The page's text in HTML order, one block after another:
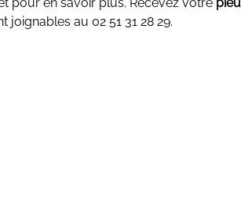
au 02 51 31 28 29.